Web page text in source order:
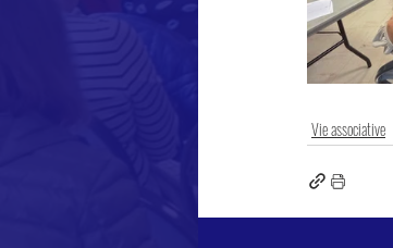
Vie associative